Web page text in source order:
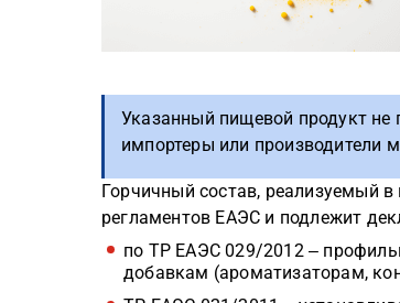
Указанный пищевой продукт не
импортеры или производители
Горчичный состав, реализуемый в
регламентов ЕАЭС и подлежит
по ТР ЕАЭС 029/2012 ‒
добавкам (ароматизаторам,